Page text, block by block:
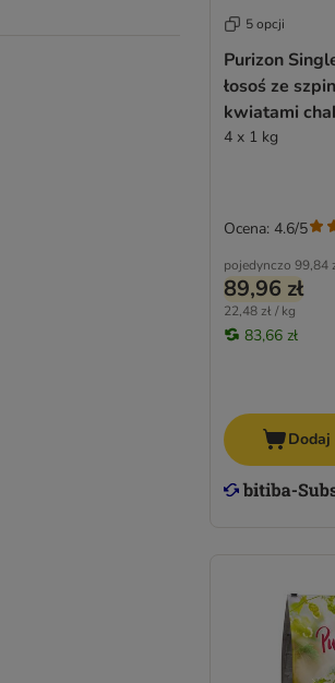
5 opcji
Purizon
łosoś ze
kwiatami
4 x 1 kg
pojedynczo 99,84
89,96 zł
22,48 zł / kg
83,66 zł
Ocena: 4.6/5
Dodaj